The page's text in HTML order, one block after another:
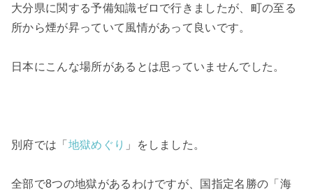
大分県に関する予備知識ゼロで行きましたが、町の至る
所から煙が昇っていて風情があって良いです。
日本にこんな場所があるとは思っていませんでした。
別府では「 地獄めぐり 」をしました。
全部で8つの地獄があるわけですが、国指定名勝の「海